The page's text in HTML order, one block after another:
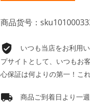
商品货号：
いつも当店をお利用
プサイトとして、いつもお
心保証は何よりの第一！こ
商品ご到着日より一